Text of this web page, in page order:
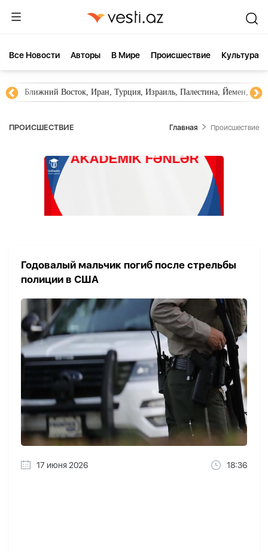
Все Новости Aвторы В Мире Происшествие Культура
Ближний Восток, Иран, Турция, Израиль, Палестина, Йемен,
ПРОИСШЕСТВИЕ Главная Происшествие
Годовалый мальчик погиб после стрельбы
полиции в США
17 июня 2026 18:36